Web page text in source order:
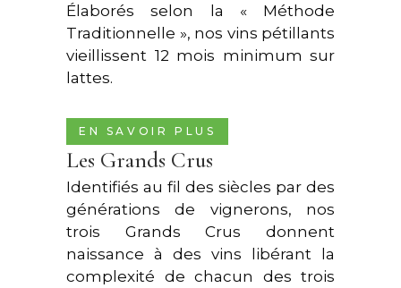
Élaborés selon la « Méthode
Traditionnelle », nos vins pétillants
vieillissent 12 mois minimum sur
lattes.
EN SAVOIR PLUS
Les Grands Crus
Identifiés au fil des siècles par des
générations de vignerons, nos
trois Grands Crus donnent
naissance à des vins libérant la
complexité de chacun des trois